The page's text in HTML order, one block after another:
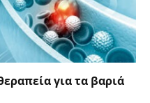
για τα βαριά